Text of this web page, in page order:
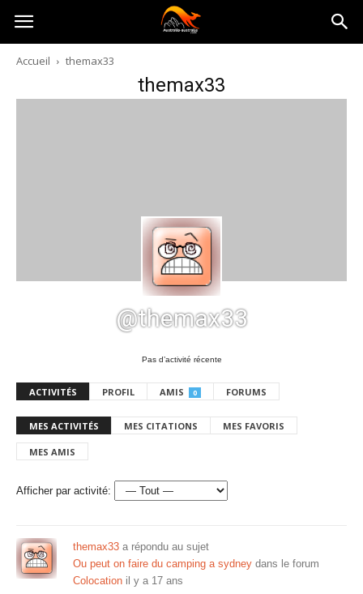
Australia-
australie.com
Accueil themax33
themax33
@themax33
Pas d’activité récente
ACTIVITÉS PROFIL AMIS 0 FORUMS
MES ACTIVITÉS MES CITATIONS MES FAVORIS
MES AMIS
Afficher par activité:
themax33 a répondu au sujet
Ou peut on faire du camping a sydney dans le forum
Colocation il y a 17 ans